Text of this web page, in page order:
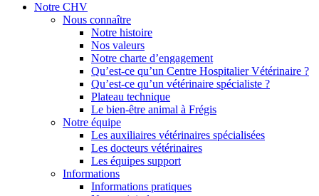
Notre CHV
Nous connaître
Notre histoire
Nos valeurs
Notre charte d’engagement
Qu’est-ce qu’un Centre Hospitalier Vétérinaire ?
Qu’est-ce qu’un vétérinaire spécialiste ?
Plateau technique
Le bien-être animal à Frégis
Notre équipe
Les auxiliaires vétérinaires spécialisées
Les docteurs vétérinaires
Les équipes support
Informations
Informations pratiques